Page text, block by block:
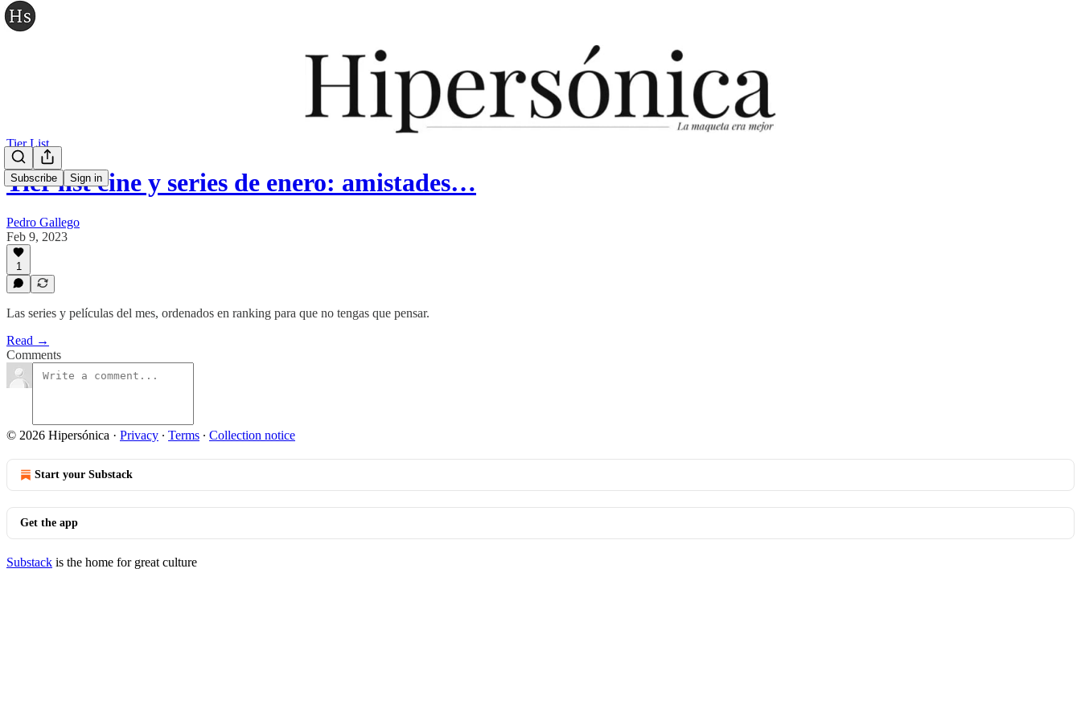
Subscribe Sign in
Tier List
Tier list cine y series de enero: amistades…
Pedro Gallego
Feb 9, 2023
1
Las series y películas del mes, ordenados en ranking para que no tengas que pensar.
Read →
Comments
© 2026 Hipersónica · Privacy ∙ Terms ∙ Collection notice
Start your Substack
Get the app
Substack is the home for great culture